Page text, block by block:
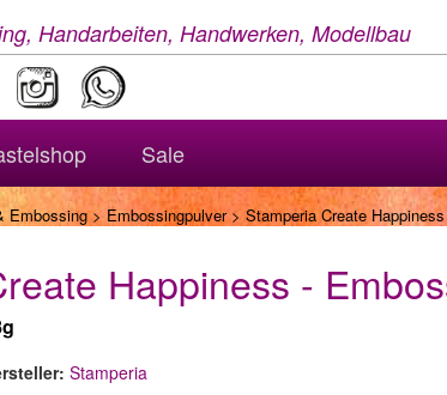
Handarbeiten, Handwerken, Modellbau
Sale
Embossing> Embossingpulver> Stamperia Create
Happiness -
Stamperia